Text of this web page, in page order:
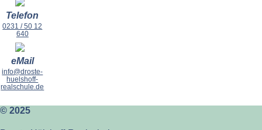
Telefon
0231 / 50 12
640
eMail
info@droste-
huelshoff-
realschule.de
© 2025